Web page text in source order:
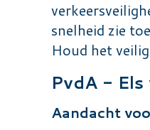
snelheid zie
Houd het
PvdA -
Aandacht